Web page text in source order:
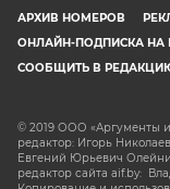
АРХИВ НОМЕРОВ
ОНЛАЙН-ПОДПИСКА НА
СООБЩИТЬ В
© 2019 ООО «Аргументы
редактор: Игорь
Евгений Юрьевич
редактор сайта aif.by: